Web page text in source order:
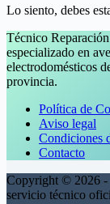
Lo siento, debes
Técnico
especializado en
electrodomésticos
provincia.
Política de
Aviso legal
Condiciones
Contacto
Copyright © 2026 -
servicio técnico